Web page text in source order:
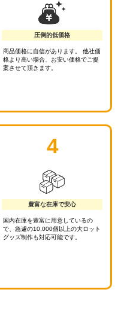
圧倒的低価格
商品価格に自信があります。 他社価
格より高い場合、お安い価格でご提
案させて頂きます。
4
豊富な在庫で安心
国内在庫を豊富に用意しているの
で、急遽の10,000個以上の大ロット
グッズ制作も対応可能です。